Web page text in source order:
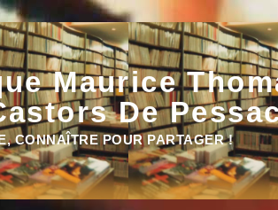
Maurice
De
CONNAÎTRE POUR PARTAGER !